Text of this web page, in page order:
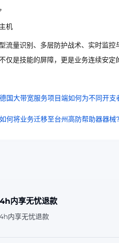
机
流量识别、多层防护战术、实时监
仅是技能的屏障，更是业务连续安定
德国大带宽服务项目端如何为不同开
何将业务迁移至台州高防帮助器器械?
内享无忧退款
内享无忧退款